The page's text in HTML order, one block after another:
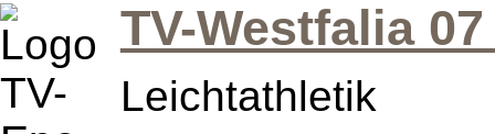
TV-Westfalia
Leichtathletik